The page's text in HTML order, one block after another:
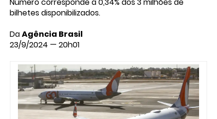
bilhetes disponibilizados.
DaAgência Brasil
23/9/2024 — 20h01